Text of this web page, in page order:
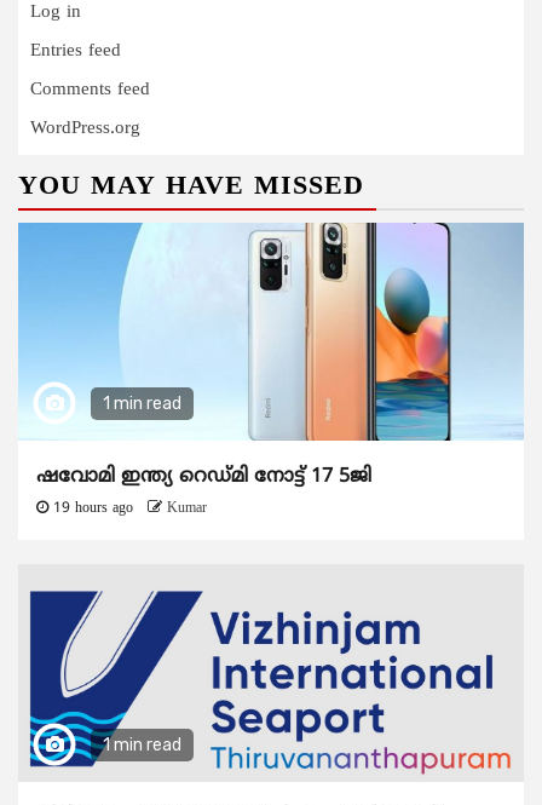
Log in
Entries feed
Comments feed
WordPress.org
YOU MAY HAVE MISSED
1 min read
ഷവോമി ഇന്ത്യ റെഡ്മി നോട്ട് 17 5ജി
19 hours ago Kumar
1 min read